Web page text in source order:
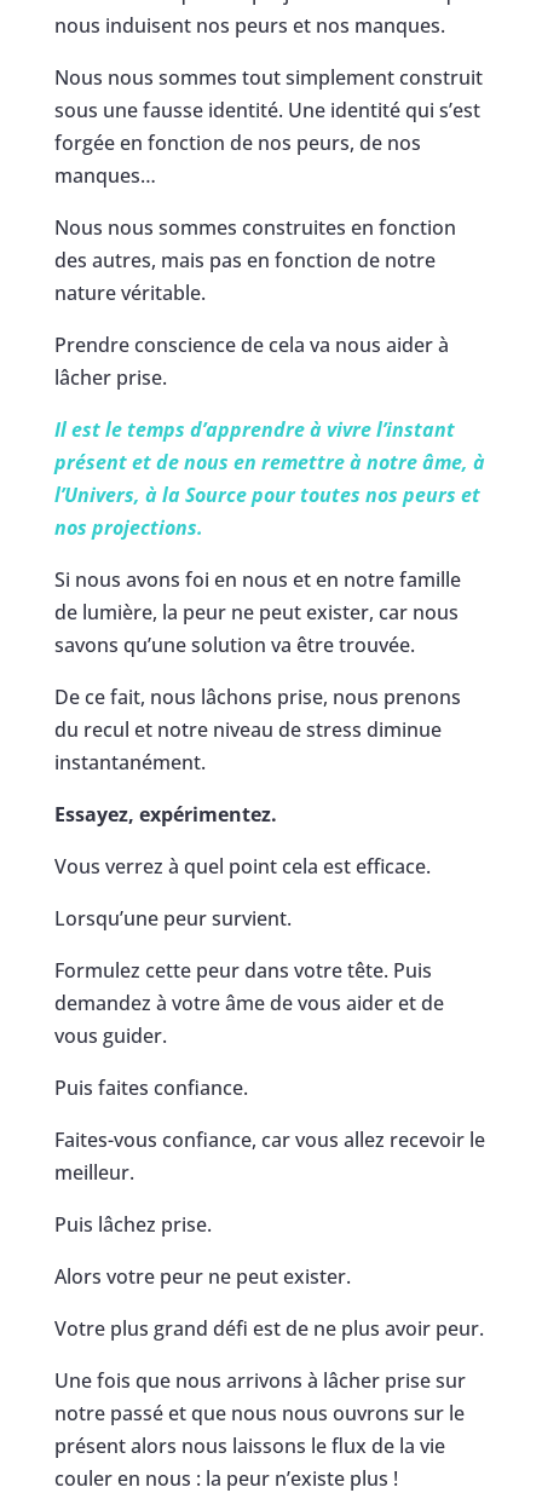
nous induisent nos peurs et nos manques.
Nous nous sommes tout simplement construit
sous une fausse identité. Une identité qui s’est
forgée en fonction de nos peurs, de nos
manques…
Nous nous sommes construites en fonction
des autres, mais pas en fonction de notre
nature véritable.
Prendre conscience de cela va nous aider à
lâcher prise.
Il est le temps d’apprendre à vivre l’instant
présent et de nous en remettre à notre âme, à
l’Univers, à la Source pour toutes nos peurs et
nos projections.
Si nous avons foi en nous et en notre famille
de lumière, la peur ne peut exister, car nous
savons qu’une solution va être trouvée.
De ce fait, nous lâchons prise, nous prenons
du recul et notre niveau de stress diminue
instantanément.
Essayez, expérimentez.
Vous verrez à quel point cela est efficace.
Lorsqu’une peur survient.
Formulez cette peur dans votre tête. Puis
demandez à votre âme de vous aider et de
vous guider.
Puis faites confiance.
Faites-vous confiance, car vous allez recevoir le
meilleur.
Puis lâchez prise.
Alors votre peur ne peut exister.
Votre plus grand défi est de ne plus avoir peur.
Une fois que nous arrivons à lâcher prise sur
notre passé et que nous nous ouvrons sur le
présent alors nous laissons le flux de la vie
couler en nous : la peur n’existe plus !